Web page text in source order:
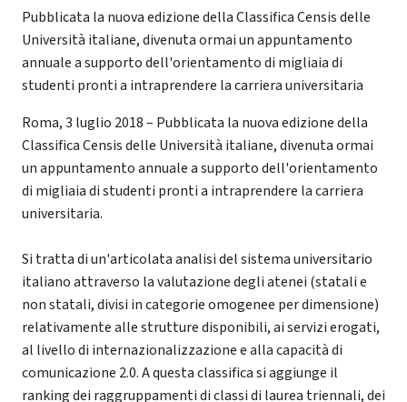
Pubblicata la nuova edizione della Classifica Censis delle
Università italiane, divenuta ormai un appuntamento
annuale a supporto dell'orientamento di migliaia di
studenti pronti a intraprendere la carriera universitaria
Roma, 3 luglio 2018 – Pubblicata la nuova edizione della
Classifica Censis delle Università italiane, divenuta ormai
un appuntamento annuale a supporto dell'orientamento
di migliaia di studenti pronti a intraprendere la carriera
universitaria.
Si tratta di un'articolata analisi del sistema universitario
italiano attraverso la valutazione degli atenei (statali e
non statali, divisi in categorie omogenee per dimensione)
relativamente alle strutture disponibili, ai servizi erogati,
al livello di internazionalizzazione e alla capacità di
comunicazione 2.0. A questa classifica si aggiunge il
ranking dei raggruppamenti di classi di laurea triennali, dei